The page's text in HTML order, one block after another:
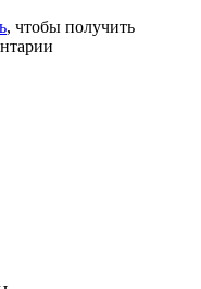
, чтобы получить